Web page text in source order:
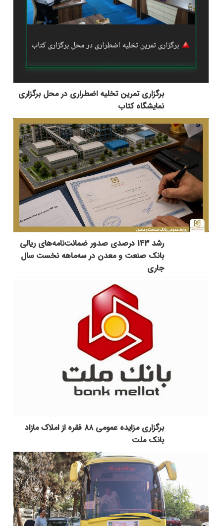
برگزاری تمرین تخلیه اضطراری در محل برگزاری
نمایشگاه کتاب
رشد ۱۴۳ درصدی صدور ضمانت‌نامه‌های ریالی
بانک صنعت و معدن در سه‌ماهه نخست سال
جاری
برگزاری مزایده عمومی ۸۸ فقره از املاک مازاد
بانک ملت